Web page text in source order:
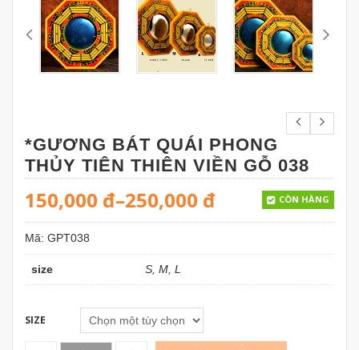
*GƯƠNG BÁT QUÁI PHONG
THỦY TIÊN THIÊN VIỀN GỖ 038
150,000 đ–250,000 đ CÒN HÀNG
Mã: GPT038
size S, M, L
SIZE